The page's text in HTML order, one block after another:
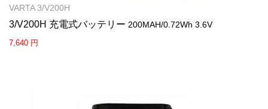
VARTA 3/V200H
3/V200H 充電式バッテリー 200MAH/0.72Wh 3.6V
7,640 円